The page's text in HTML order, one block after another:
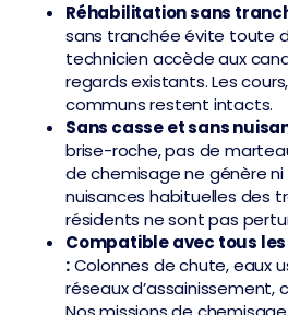
Réhabilitation sans
sans tranchée évite toute
technicien accède aux
regards existants. Les
communs restent intacts.
Sans casse et sans
brise-roche, pas de
de chemisage ne génère ni
nuisances habituelles des
résidents ne sont pas
Compatible avec tous
:Colonnes de chute, eaux
réseaux d’assainissement,